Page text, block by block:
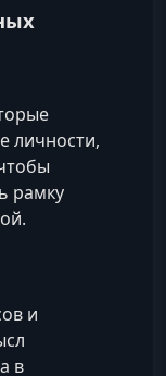
личности,
рамку
и
в